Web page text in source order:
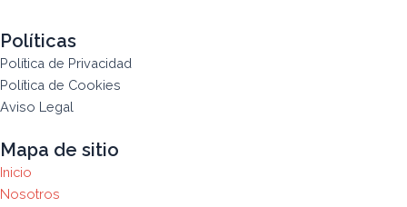
Políticas
Política de Privacidad
Política de Cookies
Aviso Legal
Mapa de sitio
Inicio
Nosotros